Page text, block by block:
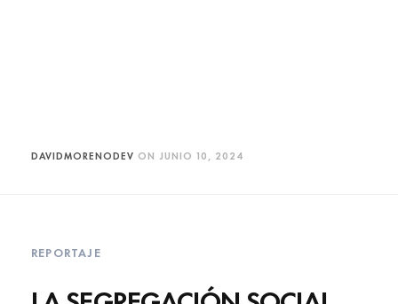
DAVIDMORENODEV ON JUNIO 10, 2024
REPORTAJE